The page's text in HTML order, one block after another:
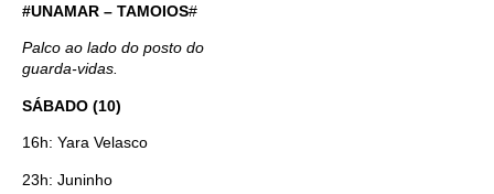
#UNAMAR – TAMOIOS#
Palco ao lado do posto do
guarda-vidas.
SÁBADO (10)
16h: Yara Velasco
23h: Juninho